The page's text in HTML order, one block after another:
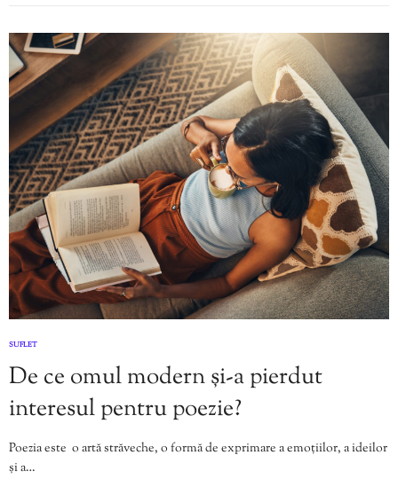
SUFLET
De ce omul modern și-a pierdut
interesul pentru poezie?
Poezia este o artă străveche, o formă de exprimare a emoțiilor, a ideilor
și a…